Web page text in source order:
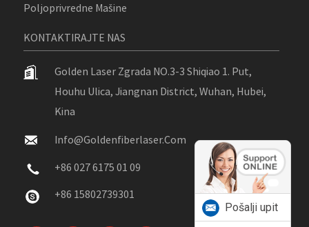
Poljoprivredne Mašine
KONTAKTIRAJTE NAS
Golden Laser Zgrada NO.3-3 Shiqiao 1. Put,
Houhu Ulica, Jiangnan District, Wuhan, Hubei,
Kina
Info@goldenfiberlaser.com
+86 027 6175 01 09
+86 15802739301
Pošalji upit